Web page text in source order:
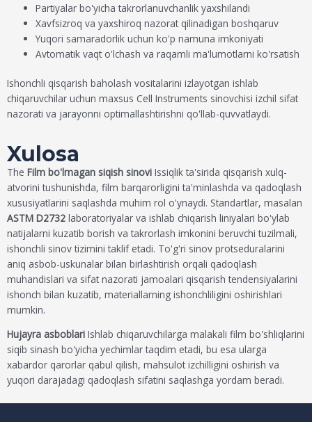
Partiyalar bo'yicha takrorlanuvchanlik yaxshilandi
Xavfsizroq va yaxshiroq nazorat qilinadigan boshqaruv
Yuqori samaradorlik uchun ko'p namuna imkoniyati
Avtomatik vaqt o'lchash va raqamli ma'lumotlarni ko'rsatish
Ishonchli qisqarish baholash vositalarini izlayotgan ishlab
chiqaruvchilar uchun maxsus Cell Instruments sinovchisi izchil sifat
nazorati va jarayonni optimallashtirishni qo'llab-quvvatlaydi.
Xulosa
The Film bo'lmagan siqish sinovi Issiqlik ta'sirida qisqarish xulq-
atvorini tushunishda, film barqarorligini ta'minlashda va qadoqlash
xususiyatlarini saqlashda muhim rol o'ynaydi. Standartlar, masalan
ASTM D2732 laboratoriyalar va ishlab chiqarish liniyalari bo'ylab
natijalarni kuzatib borish va takrorlash imkonini beruvchi tuzilmali,
ishonchli sinov tizimini taklif etadi. To'g'ri sinov protseduralarini
aniq asbob-uskunalar bilan birlashtirish orqali qadoqlash
muhandislari va sifat nazorati jamoalari qisqarish tendensiyalarini
ishonch bilan kuzatib, materiallarning ishonchliligini oshirishlari
mumkin.
Hujayra asboblari Ishlab chiqaruvchilarga malakali film bo'shliqlarini
siqib sinash bo'yicha yechimlar taqdim etadi, bu esa ularga
xabardor qarorlar qabul qilish, mahsulot izchilligini oshirish va
yuqori darajadagi qadoqlash sifatini saqlashga yordam beradi.